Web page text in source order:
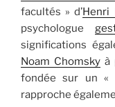
facultés » d’Henri
psychologue
significations
Noam Chomskyà
fondée sur un «
rapproche